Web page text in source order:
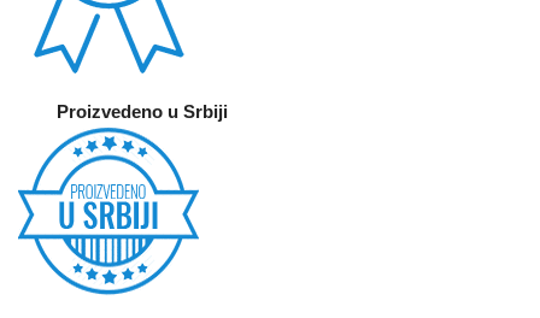
Proizvedeno u Srbiji